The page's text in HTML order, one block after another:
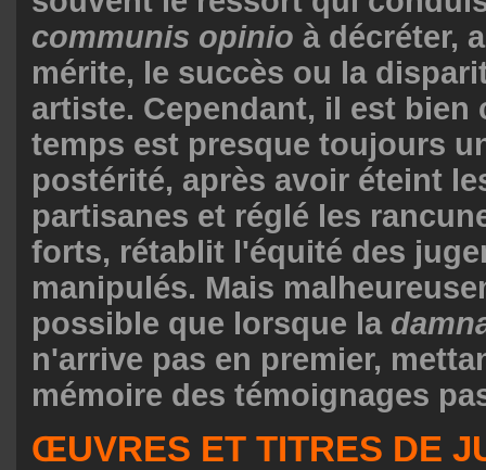
communis opinio à décréter,
mérite, le succès ou la
artiste. Cependant, il est bien
temps est presque toujours
postérité, après avoir éteint
partisanes et réglé les
forts, rétablit l'équité des
manipulés. Mais
possible que lorsque la
n'arrive pas en premier,
mémoire des témoignages
ŒUVRES ET TITRES DE